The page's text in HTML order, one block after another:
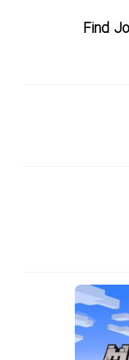
Find